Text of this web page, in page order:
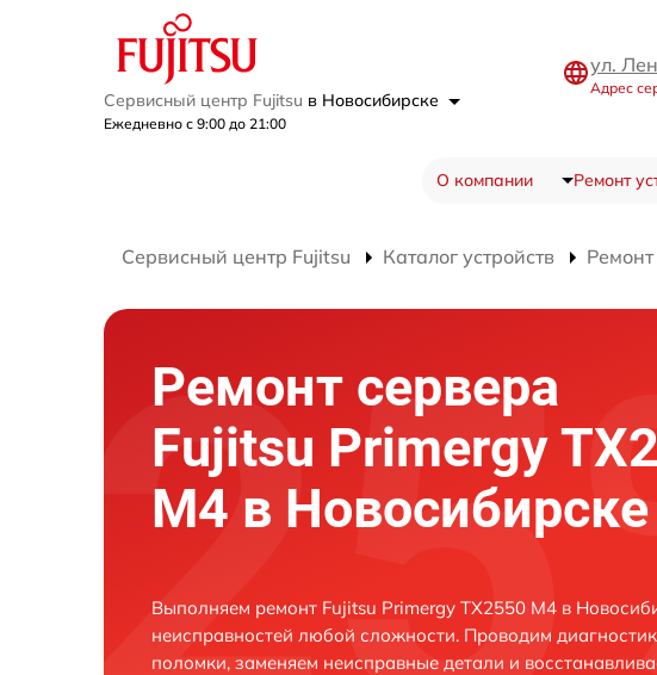
Сервисный центр Fujitsu в Новосибирске
Ежедневно с 9:00 до 21:00
ул.
Адрес
О компании Ремонт
Сервисный центр Fujitsu Каталог устройств
Ремонт сервера
Fujitsu Primergy
M4 в Новосибирске
Выполняем ремонт Fujitsu Primergy TX2550 M4 в
неисправностей любой сложности. Проводим
поломки, заменяем неисправные детали и